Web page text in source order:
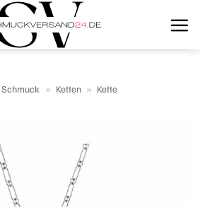
Schmuck » Ketten » Kette